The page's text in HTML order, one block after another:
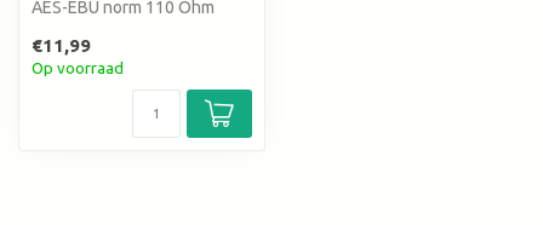
AES-EBU norm 110 Ohm
€11,99
Op voorraad